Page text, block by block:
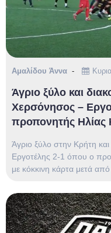
Αμαλίδου Άννα
Άγριο ξύλο και
Χερσόνησος –
προπονητής Ηλίας
Άγριο ξύλο στην Κρήτη
Εργοτέλης 2-1 όπου ο
με κόκκινη κάρτα μετά